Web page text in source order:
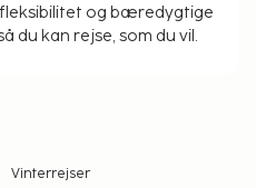
og bæredygtige
du kan rejse, som du vil.
Vinterrejser